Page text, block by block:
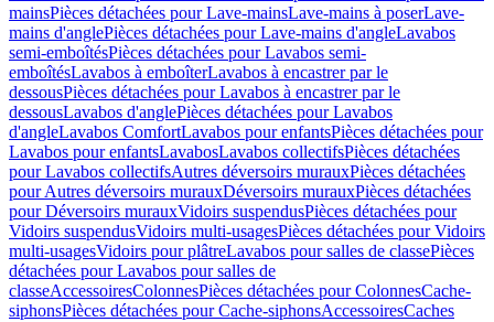
mainsPièces détachées pour Lave-mainsLave-mains à poserLave-
mains d'anglePièces détachées pour Lave-mains d'angleLavabos
semi-emboîtésPièces détachées pour Lavabos semi-
emboîtésLavabos à emboîterLavabos à encastrer par le
dessousPièces détachées pour Lavabos à encastrer par le
dessousLavabos d'anglePièces détachées pour Lavabos
d'angleLavabos ComfortLavabos pour enfantsPièces détachées pour
Lavabos pour enfantsLavabosLavabos collectifsPièces détachées
pour Lavabos collectifsAutres déversoirs murauxPièces détachées
pour Autres déversoirs murauxDéversoirs murauxPièces détachées
pour Déversoirs murauxVidoirs suspendusPièces détachées pour
Vidoirs suspendusVidoirs multi-usagesPièces détachées pour Vidoirs
multi-usagesVidoirs pour plâtreLavabos pour salles de classePièces
détachées pour Lavabos pour salles de
classeAccessoiresColonnesPièces détachées pour ColonnesCache-
siphonsPièces détachées pour Cache-siphonsAccessoiresCaches